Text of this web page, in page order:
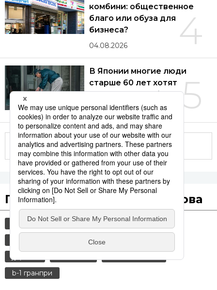
4
комбини: общественное
благо или обуза для
бизнеса?
04.08.2026
5
В Японии многие люди
старше 60 лет хотят
продолжать работать
01.08.2026
Другие статьи по теме
Популярные поисковые слова
общество история
культура
синкансэн
b-1 гранпри